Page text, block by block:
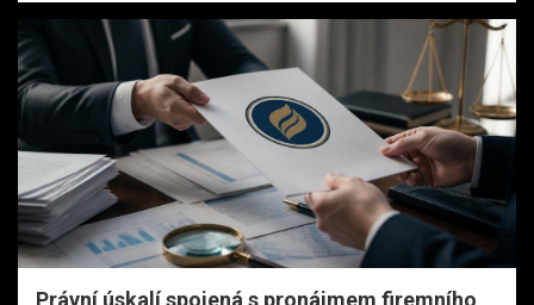
Právní úskalí spojená s pronájmem firemního